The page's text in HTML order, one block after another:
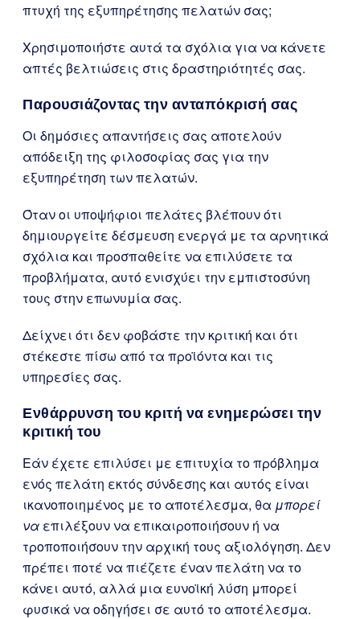
πτυχή της εξυπηρέτησης πελατών σας;
Χρησιμοποιήστε αυτά τα σχόλια για να κάνετε
απτές βελτιώσεις στις δραστηριότητές σας.
Παρουσιάζοντας την ανταπόκρισή σας
Οι δημόσιες απαντήσεις σας αποτελούν
απόδειξη της φιλοσοφίας σας για την
εξυπηρέτηση των πελατών.
Όταν οι υποψήφιοι πελάτες βλέπουν ότι
δημιουργείτε δέσμευση ενεργά με τα αρνητικά
σχόλια και προσπαθείτε να επιλύσετε τα
προβλήματα, αυτό ενισχύει την εμπιστοσύνη
τους στην επωνυμία σας.
Δείχνει ότι δεν φοβάστε την κριτική και ότι
στέκεστε πίσω από τα προϊόντα και τις
υπηρεσίες σας.
Ενθάρρυνση του κριτή να ενημερώσει την
κριτική του
Εάν έχετε επιλύσει με επιτυχία το πρόβλημα
ενός πελάτη εκτός σύνδεσης και αυτός είναι
ικανοποιημένος με το αποτέλεσμα, θα μπορεί
να επιλέξουν να επικαιροποιήσουν ή να
τροποποιήσουν την αρχική τους αξιολόγηση. Δεν
πρέπει ποτέ να πιέζετε έναν πελάτη να το
κάνει αυτό, αλλά μια ευνοϊκή λύση μπορεί
φυσικά να οδηγήσει σε αυτό το αποτέλεσμα.